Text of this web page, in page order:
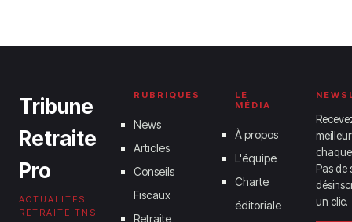
Tribune
Retraite
Pro
ACTUALITÉS
RETRAITE TNS
RUBRIQUES
News
Articles
Conseils
Fiscaux
Retraite
LE
MÉDIA
À propos
L'équipe
Charte
éditoriale
Pas de
un clic.